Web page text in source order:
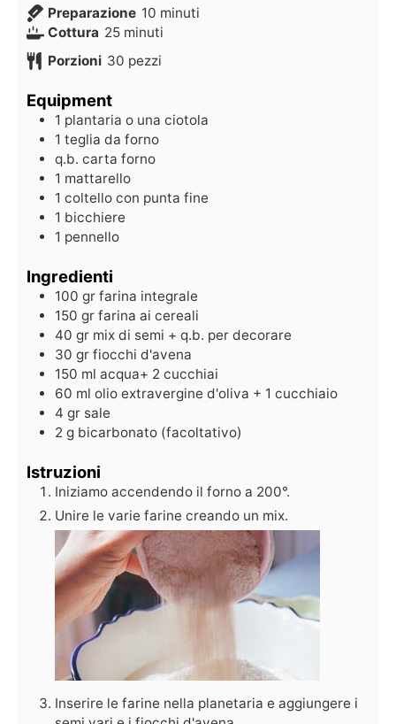
Preparazione 10 minuti
Cottura 25 minuti
Porzioni 30 pezzi
Equipment
1 plantaria o una ciotola
1 teglia da forno
q.b. carta forno
1 mattarello
1 coltello con punta fine
1 bicchiere
1 pennello
Ingredienti
100 gr farina integrale
150 gr farina ai cereali
40 gr mix di semi + q.b. per decorare
30 gr fiocchi d'avena
150 ml acqua+ 2 cucchiai
60 ml olio extravergine d'oliva + 1 cucchiaio
4 gr sale
2 g bicarbonato (facoltativo)
Istruzioni
Iniziamo accendendo il forno a 200°.
Unire le varie farine creando un mix.
Inserire le farine nella planetaria e aggiungere i